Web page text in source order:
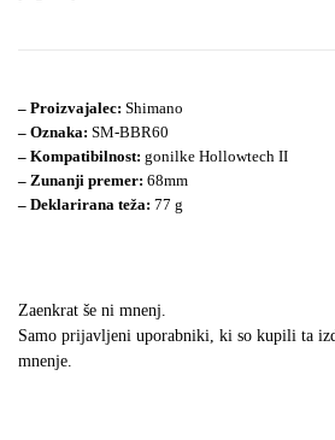
– Proizvajalec: Shimano
– Oznaka: SM-BBR60
– Kompatibilnost: gonilke Hollowtech II
– Zunanji premer: 68mm
– Deklarirana teža: 77 g
Zaenkrat še ni mnenj.
Samo prijavljeni uporabniki, ki so kupili ta
mnenje.